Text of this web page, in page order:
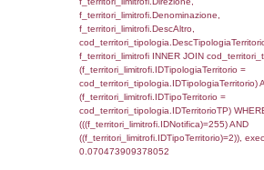
executionMS:
sql: SELECT